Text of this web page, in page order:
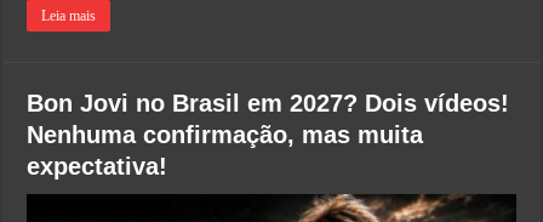
Leia mais
Bon Jovi no Brasil em 2027? Dois vídeos!
Nenhuma confirmação, mas muita
expectativa!